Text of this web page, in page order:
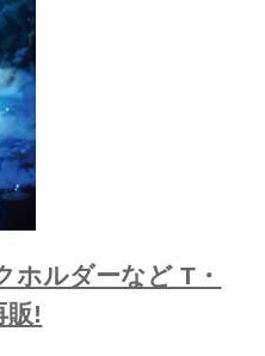
ホルダーなど T・
販!